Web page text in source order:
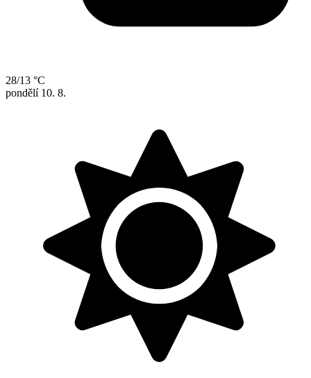
28/13 °C
pondělí 10. 8.